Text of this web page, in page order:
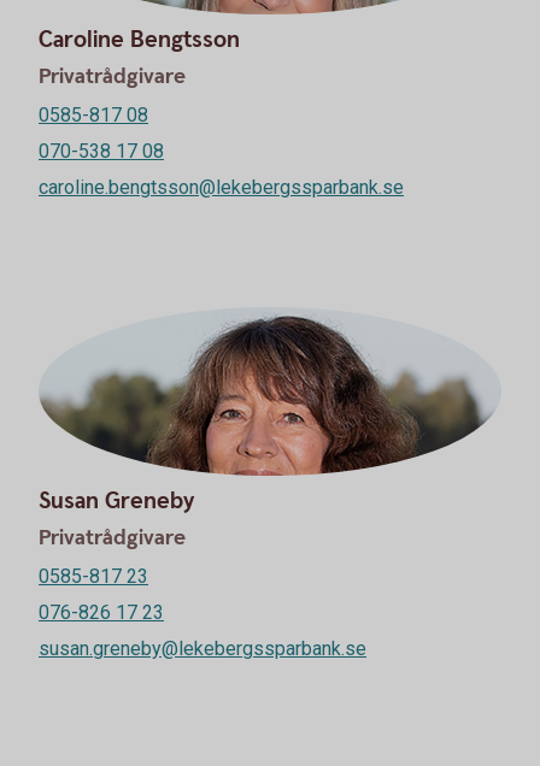
Caroline Bengtsson
Privatrådgivare
0585-817 08
070-538 17 08
caroline.bengtsson@lekebergssparbank.se
Susan Greneby
Privatrådgivare
0585-817 23
076-826 17 23
susan.greneby@lekebergssparbank.se